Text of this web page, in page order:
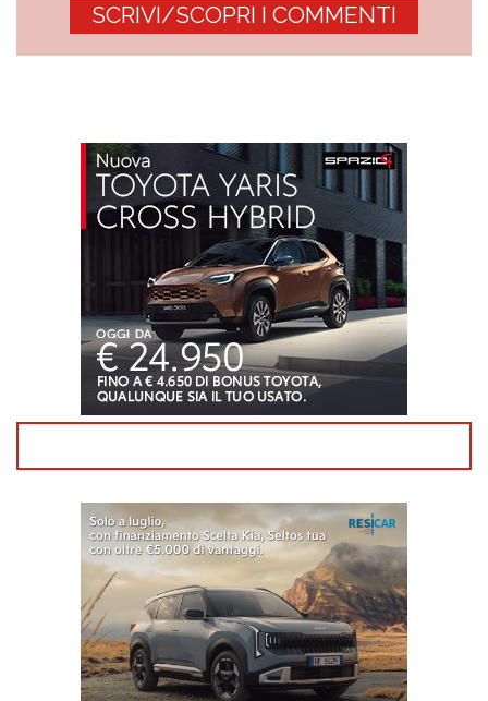
SCRIVI/SCOPRI I COMMENTI